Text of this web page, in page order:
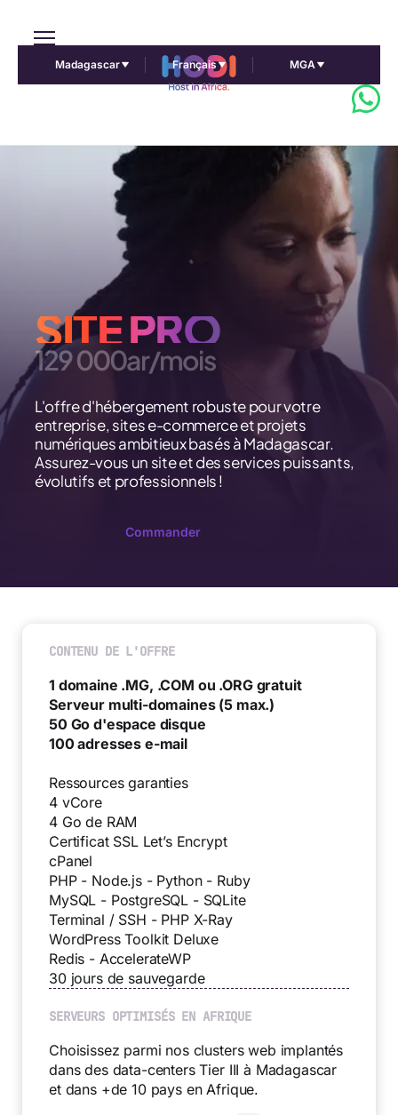
Madagascar Français MGA
SITE PRO
129 000ar/mois
L'offre d'hébergement robuste pour votre
entreprise, sites e-commerce et projets
numériques ambitieux basés à Madagascar.
Assurez-vous un site et des services puissants,
évolutifs et professionnels !
Commander
CONTENU DE L'OFFRE
1 domaine .MG, .COM ou .ORG gratuit
Serveur multi-domaines (5 max.)
50 Go d'espace disque
100 adresses e-mail
Ressources garanties
4 vCore
4 Go de RAM
Certificat SSL Let’s Encrypt
cPanel
PHP - Node.js - Python - Ruby
MySQL - PostgreSQL - SQLite
Terminal / SSH - PHP X-Ray
WordPress Toolkit Deluxe
Redis - AccelerateWP
30 jours de sauvegarde
SERVEURS OPTIMISÉS EN AFRIQUE
Choisissez parmi nos clusters web implantés
dans des data-centers Tier III à Madagascar
et dans +de 10 pays en Afrique.